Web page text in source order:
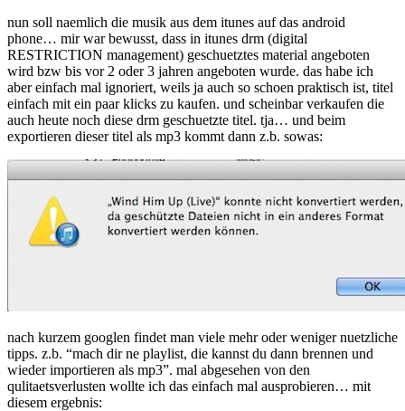
nun soll naemlich die musik aus dem itunes auf das android
phone… mir war bewusst, dass in itunes drm (digital
RESTRICTION management) geschuetztes material angeboten
wird bzw bis vor 2 oder 3 jahren angeboten wurde. das habe ich
aber einfach mal ignoriert, weils ja auch so schoen praktisch ist, titel
einfach mit ein paar klicks zu kaufen. und scheinbar verkaufen die
auch heute noch diese drm geschuetzte titel. tja… und beim
exportieren dieser titel als mp3 kommt dann z.b. sowas:
nach kurzem googlen findet man viele mehr oder weniger nuetzliche
tipps. z.b. “mach dir ne playlist, die kannst du dann brennen und
wieder importieren als mp3”. mal abgesehen von den
qulitaetsverlusten wollte ich das einfach mal ausprobieren… mit
diesem ergebnis: